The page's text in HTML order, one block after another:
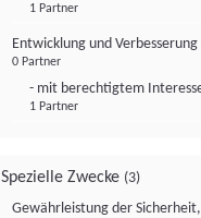
1 Partner
Entwicklung und
0 Partner
- mit berechtigtem
1 Partner
Spezielle Zwecke (3)
Gewährleistung der